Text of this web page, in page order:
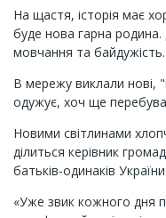
На щастя, історія має
буде нова гарна
мовчання та байдужість.
В мережу виклали нові,
одужує, хоч ще
Новими світлинами
ділиться керівник
батьків-одинаків
«Уже звик кожного дня